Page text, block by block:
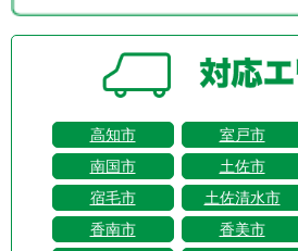
高知市 室戸市
南国市
土佐市
宿毛市
土佐清水市
香南市
香美市